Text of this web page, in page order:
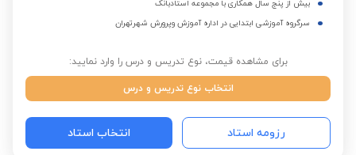
بیش از پنج سال همکاری با مجموعه استادبانک
سرگروه آموزشی ابتدایی در اداره آموزش وپرورش شهرتهران
برای مشاهده قیمت، نوع تدریس و درس را وارد نمایید:
انتخاب نوع تدریس و درس
رزومه استاد انتخاب استاد